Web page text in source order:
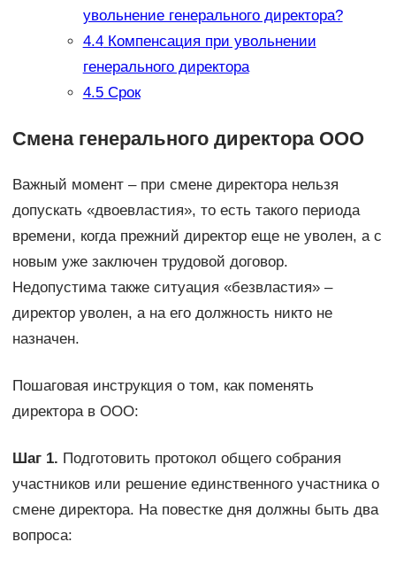
увольнение генерального директора?
4.4Компенсация при увольнении
генерального директора
4.5Срок
Смена генерального директора ООО
Важный момент – при смене директора нельзя
допускать «двоевластия», то есть такого периода
времени, когда прежний директор еще не уволен, а с
новым уже заключен трудовой договор.
Недопустима также ситуация «безвластия» –
директор уволен, а на его должность никто не
назначен.
Пошаговая инструкция о том, как поменять
директора в ООО:
Шаг 1. Подготовить протокол общего собрания
участников или решение единственного участника о
смене директора. На повестке дня должны быть два
вопроса: